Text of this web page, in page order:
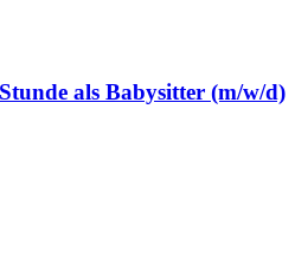
als Babysitter (m/w/d)